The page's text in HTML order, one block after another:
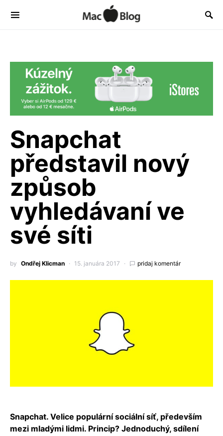
Snapchat
představil nový
způsob
vyhledávaní ve
své síti
by Ondřej Klicman 15. januára 2017 pridaj komentár
Snapchat. Velice populární sociální síť, především
mezi mladými lidmi. Princip? Jednoduchý, sdílení